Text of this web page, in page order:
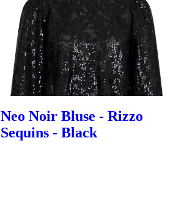
Neo Noir Bluse - Rizzo
Sequins - Black